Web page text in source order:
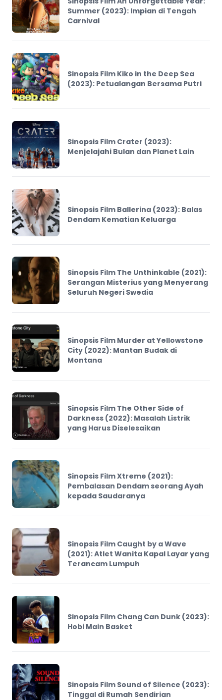
Summer (2023): Impian di Tengah
Carnival
Sinopsis Film Kiko in the Deep Sea
(2023): Petualangan Bersama Putri
Sinopsis Film Crater (2023):
Menjelajahi Bulan dan Planet Lain
Sinopsis Film Ballerina (2023): Balas
Dendam Kematian Keluarga
Sinopsis Film The Unthinkable (2021):
Serangan Misterius yang Menyerang
Seluruh Negeri Swedia
Sinopsis Film Murder at Yellowstone
City (2022): Mantan Budak di
Montana
Sinopsis Film The Other Side of
Darkness (2022): Masalah Listrik
yang Harus Diselesaikan
Sinopsis Film Xtreme (2021):
Pembalasan Dendam seorang Ayah
kepada Saudaranya
Sinopsis Film Caught by a Wave
(2021): Atlet Wanita Kapal Layar yang
Terancam Lumpuh
Sinopsis Film Chang Can Dunk (2023):
Hobi Main Basket
Sinopsis Film Sound of Silence (2023):
Tinggal di Rumah Sendirian